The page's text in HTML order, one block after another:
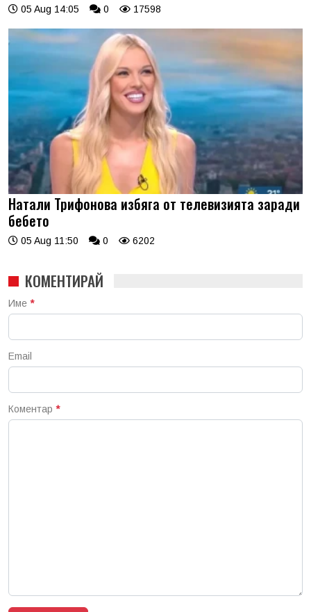
05 Aug 14:05 0 17598
Натали Трифонова избяга от телевизията заради
бебето
05 Aug 11:50 0 6202
КОМЕНТИРАЙ
Име *
Email
Коментар *